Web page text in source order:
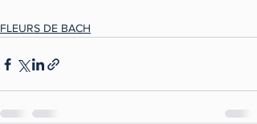
FLEURS DE BACH